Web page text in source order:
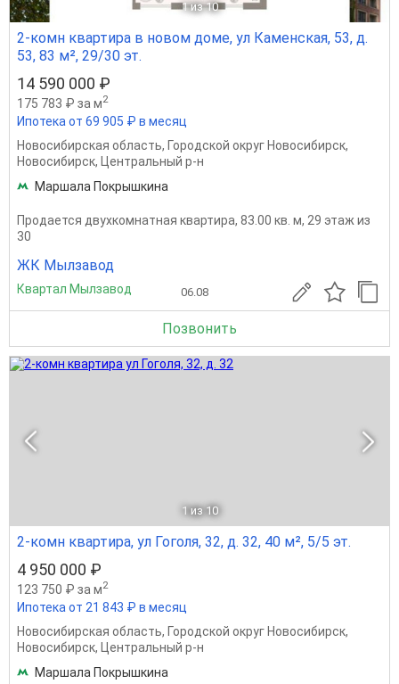
1 из 10
2-комн квартира в новом доме, ул Каменская, 53, д.
53, 83 м², 29/30 эт.
14 590 000 ₽
175 783 ₽ за м2
Ипотека от 69 905 ₽ в месяц
Новосибирская область, Городской округ Новосибирск,
Новосибирск,
Центральный р-н
Маршала Покрышкина
Продается двухкомнатная квартира, 83.00 кв. м, 29 этаж из
30
ЖК Мылзавод
Квартал Мылзавод 06.08
Позвонить
1 из 10
2-комн квартира, ул Гоголя, 32, д. 32, 40 м², 5/5 эт.
4 950 000 ₽
123 750 ₽ за м2
Ипотека от 21 843 ₽ в месяц
Новосибирская область, Городской округ Новосибирск,
Новосибирск,
Центральный р-н
Маршала Покрышкина